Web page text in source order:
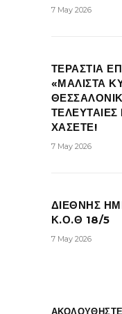
7 May 2026
ΤΕΡΑΣΤΙΑ
«ΜΑΛΙΣΤΑ
ΧΑΣΕΤΕ!
7 May 2026
ΔΙΕΘΝΗΣ
Κ.Ο.Θ 18/5
7 May 2026